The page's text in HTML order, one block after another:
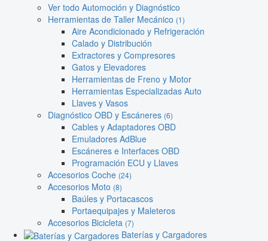
Ver todo Automoción y Diagnóstico
Herramientas de Taller Mecánico (1)
Aire Acondicionado y Refrigeración
Calado y Distribución
Extractores y Compresores
Gatos y Elevadores
Herramientas de Freno y Motor
Herramientas Especializadas Auto
Llaves y Vasos
Diagnóstico OBD y Escáneres (6)
Cables y Adaptadores OBD
Emuladores AdBlue
Escáneres e Interfaces OBD
Programación ECU y Llaves
Accesorios Coche (24)
Accesorios Moto (8)
Baúles y Portacascos
Portaequipajes y Maleteros
Accesorios Bicicleta (7)
Baterías y Cargadores